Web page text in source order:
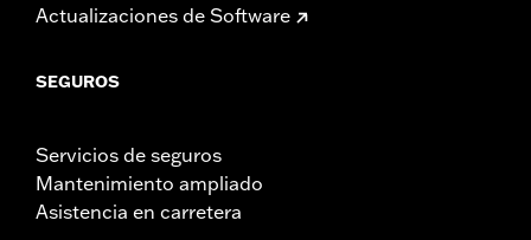
Actualizaciones de Software
SEGUROS
Servicios de seguros
Mantenimiento ampliado
Asistencia en carretera